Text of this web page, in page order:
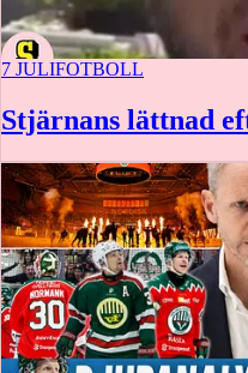
7 JULIFOTBOLL
Stjärnans lättnad